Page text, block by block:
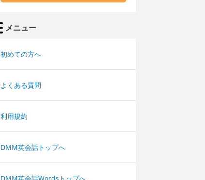
メニュー
初めての方へ
よくある質問
利用規約
DMM英会話トップへ
DMM英会話Wordsトップへ